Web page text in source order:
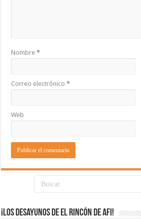
Nombre*
Correo electrónico*
Web
¡Los desayunos de El Rincón de Afi!